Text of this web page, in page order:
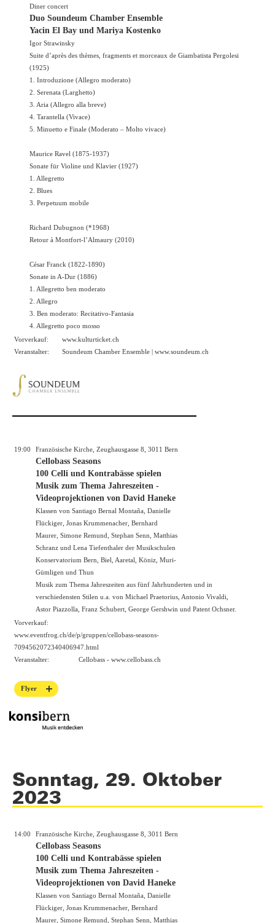
Diner concert
Duo Soundeum Chamber Ensemble
Yacin El Bay und Mariya Kostenko
Igor Strawinsky
Suite d’après des thèmes, fragments et morceaux de Giambatista Pergolesi
(1925)
1. Introduzione (Allegro moderato)
2. Serenata (Larghetto)
3. Aria (Allegro alla breve)
4. Tarantella (Vivace)
5. Minuetto e Finale (Moderato – Molto vivace)
Maurice Ravel (1875-1937)
Sonate für Violine und Klavier (1927)
1. Allegretto
2. Blues
3. Perpetuum mobile
Richard Dubugnon (*1968)
Retour à Montfort-l’Almaury (2010)
César Franck (1822-1890)
Sonate in A-Dur (1886)
1. Allegretto ben moderato
2. Allegro
3. Ben moderato: Recitativo-Fantasia
4. Allegretto poco mosso
Vorverkauf:
www.kulturticket.ch
Veranstalter:
Soundeum Chamber Ensemble | www.soundeum.ch
19:00 Französische Kirche, Zeughausgasse 8, 3011 Bern
Cellobass Seasons
100 Celli und Kontrabässe spielen
Musik zum Thema Jahreszeiten -
Videoprojektionen von David Haneke
Klassen von Santiago Bernal Montaña, Danielle
Flückiger, Jonas Krummenacher, Bernhard
Maurer, Simone Remund, Stephan Senn, Matthias
Schranz und Lena Tiefenthaler der Musikschulen
Konservatorium Bern, Biel, Aaretal, Köniz, Muri-
Gümligen und Thun
Musik zum Thema Jahreszeiten aus fünf Jahrhunderten und in
verschiedensten Stilen u.a. von Michael Praetorius, Antonio Vivaldi,
Astor Piazzolla, Franz Schubert, George Gershwin und Patent Ochsner.
Vorverkauf:
www.eventfrog.ch/de/p/gruppen/cellobass-seasons-
7094562072340406947.html
Veranstalter:
Cellobass - www.cellobass.ch
Flyer
Sonntag, 29. Oktober
2023
14:00 Französische Kirche, Zeughausgasse 8, 3011 Bern
Cellobass Seasons
100 Celli und Kontrabässe spielen
Musik zum Thema Jahreszeiten -
Videoprojektionen von David Haneke
Klassen von Santiago Bernal Montaña, Danielle
Flückiger, Jonas Krummenacher, Bernhard
Maurer, Simone Remund, Stephan Senn, Matthias